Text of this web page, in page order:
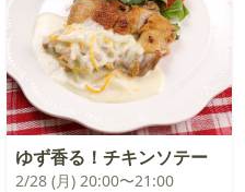
ゆず香る！チキンソテー
2/28 (月) 20:00〜21:00